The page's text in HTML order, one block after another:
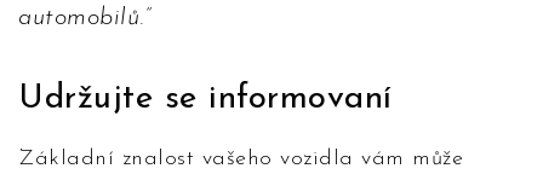
automobilů.
Udržujte se informovaní
Základní znalost vašeho vozidla vám může